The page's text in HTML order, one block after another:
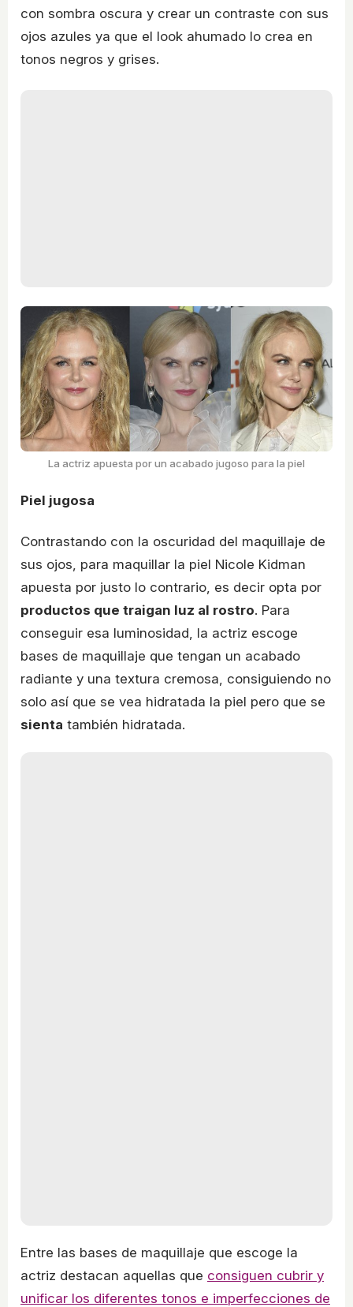
con sombra oscura y crear un contraste con sus
ojos azules ya que el look ahumado lo crea en
tonos negros y grises.
La actriz apuesta por un acabado jugoso para la piel
Piel jugosa
Contrastando con la oscuridad del maquillaje de
sus ojos, para maquillar la piel Nicole Kidman
apuesta por justo lo contrario, es decir opta por
productos que traigan luz al rostro. Para
conseguir esa luminosidad, la actriz escoge
bases de maquillaje que tengan un acabado
radiante y una textura cremosa, consiguiendo no
solo así que se vea hidratada la piel pero que se
sienta también hidratada.
Entre las bases de maquillaje que escoge la
actriz destacan aquellas que consiguen cubrir y
unificar los diferentes tonos e imperfecciones de